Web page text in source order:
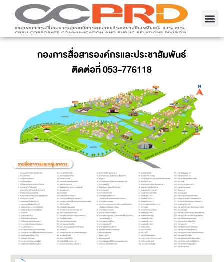
กองการสื่อสารองค์กรและประชาสัมพันธ์
ติดต่อที่ 053-776118